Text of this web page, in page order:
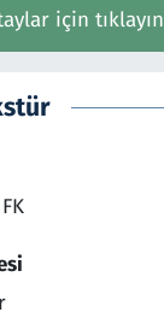
için tıklayın